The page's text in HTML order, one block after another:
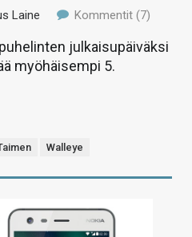
Laine Kommentit (7)
julkaisupäiväksi
myöhäisempi 5.
Walleye